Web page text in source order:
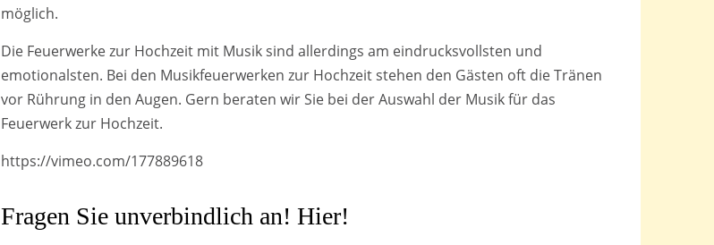
möglich.
Die Feuerwerke zur Hochzeit mit Musik sind allerdings am eindrucksvollsten und
emotionalsten. Bei den Musikfeuerwerken zur Hochzeit stehen den Gästen oft die Tränen
vor Rührung in den Augen. Gern beraten wir Sie bei der Auswahl der Musik für das
Feuerwerk zur Hochzeit.
https://vimeo.com/177889618
Fragen Sie unverbindlich an! Hier!